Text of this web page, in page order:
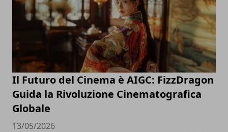
Il Futuro del Cinema è AIGC: FizzDragon
Guida la Rivoluzione Cinematografica
Globale
13/05/2026